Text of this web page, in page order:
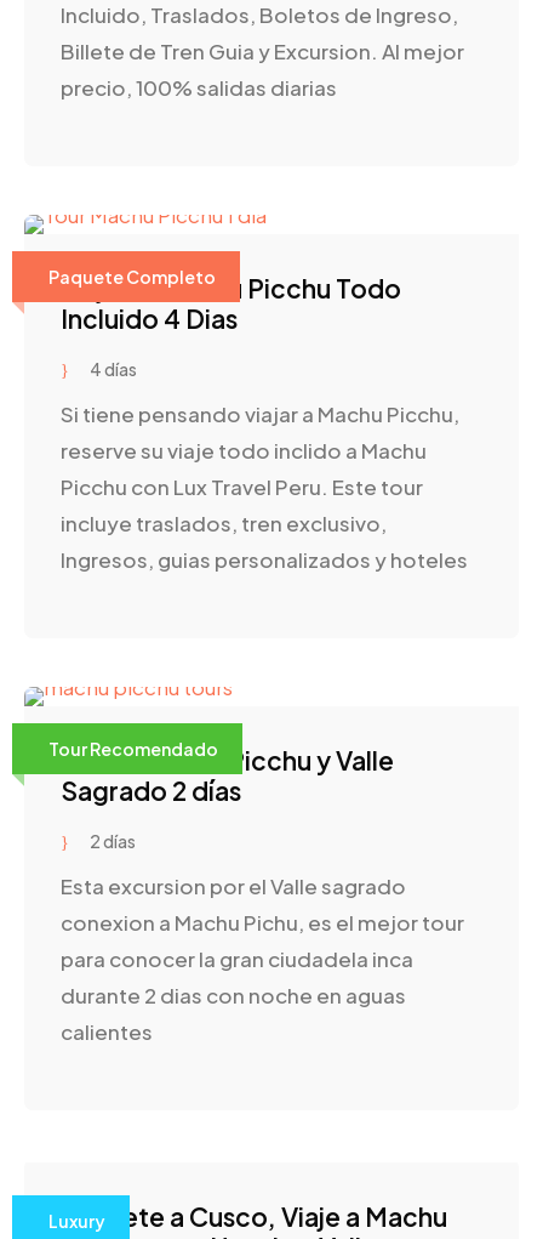
Incluido, Traslados, Boletos de Ingreso,
Billete de Tren Guia y Excursion. Al mejor
precio, 100% salidas diarias
Paquete Completo
Viajes A Machu Picchu Todo
Incluido 4 Dias
4 días
Si tiene pensando viajar a Machu Picchu,
reserve su viaje todo inclido a Machu
Picchu con Lux Travel Peru. Este tour
incluye traslados, tren exclusivo,
Ingresos, guias personalizados y hoteles
Tour Recomendado
Tour a Machu Picchu y Valle
Sagrado 2 días
2 días
Esta excursion por el Valle sagrado
conexion a Machu Pichu, es el mejor tour
para conocer la gran ciudadela inca
durante 2 dias con noche en aguas
calientes
Luxury
Paquete a Cusco, Viaje a Machu